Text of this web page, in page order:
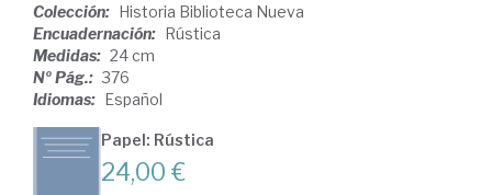
Colección: Historia Biblioteca Nueva
Encuadernación: Rústica
Medidas: 24 cm
Nº Pág.: 376
Idiomas: Español
Papel: Rústica
24,00 €